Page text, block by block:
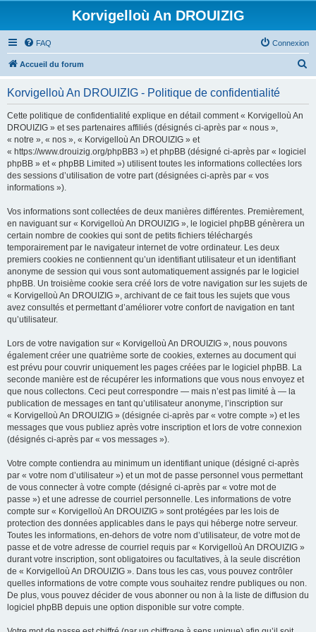
Korvigelloù An DROUIZIG
FAQ Connexion
Accueil du forum
Korvigelloù An DROUIZIG - Politique de confidentialité
Cette politique de confidentialité explique en détail comment « Korvigelloù An
DROUIZIG » et ses partenaires affiliés (désignés ci-après par « nous »,
« notre », « nos », « Korvigelloù An DROUIZIG » et
« https://www.drouizig.org/phpBB3 ») et phpBB (désigné ci-après par « logiciel
phpBB » et « phpBB Limited ») utilisent toutes les informations collectées lors
des sessions d’utilisation de votre part (désignées ci-après par « vos
informations »).
Vos informations sont collectées de deux manières différentes. Premièrement,
en naviguant sur « Korvigelloù An DROUIZIG », le logiciel phpBB génèrera un
certain nombre de cookies qui sont de petits fichiers téléchargés
temporairement par le navigateur internet de votre ordinateur. Les deux
premiers cookies ne contiennent qu’un identifiant utilisateur et un identifiant
anonyme de session qui vous sont automatiquement assignés par le logiciel
phpBB. Un troisième cookie sera créé lors de votre navigation sur les sujets de
« Korvigelloù An DROUIZIG », archivant de ce fait tous les sujets que vous
avez consultés et permettant d’améliorer votre confort de navigation en tant
qu’utilisateur.
Lors de votre navigation sur « Korvigelloù An DROUIZIG », nous pouvons
également créer une quatrième sorte de cookies, externes au document qui
est prévu pour couvrir uniquement les pages créées par le logiciel phpBB. La
seconde manière est de récupérer les informations que vous nous envoyez et
que nous collectons. Ceci peut correspondre — mais n’est pas limité à — la
publication de messages en tant qu’utilisateur anonyme, l’inscription sur
« Korvigelloù An DROUIZIG » (désignée ci-après par « votre compte ») et les
messages que vous publiez après votre inscription et lors de votre connexion
(désignés ci-après par « vos messages »).
Votre compte contiendra au minimum un identifiant unique (désigné ci-après
par « votre nom d’utilisateur ») et un mot de passe personnel vous permettant
de vous connecter à votre compte (désigné ci-après par « votre mot de
passe ») et une adresse de courriel personnelle. Les informations de votre
compte sur « Korvigelloù An DROUIZIG » sont protégées par les lois de
protection des données applicables dans le pays qui héberge notre serveur.
Toutes les informations, en-dehors de votre nom d’utilisateur, de votre mot de
passe et de votre adresse de courriel requis par « Korvigelloù An DROUIZIG »
durant votre inscription, sont obligatoires ou facultatives, à la seule discrétion
de « Korvigelloù An DROUIZIG ». Dans tous les cas, vous pouvez contrôler
quelles informations de votre compte vous souhaitez rendre publiques ou non.
De plus, vous pouvez décider de vous abonner ou non à la liste de diffusion du
logiciel phpBB depuis une option disponible sur votre compte.